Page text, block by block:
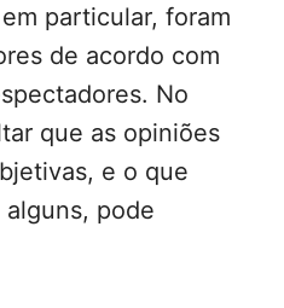
particular, foram
de acordo com
No
que as opiniões
e o que
alguns, pode